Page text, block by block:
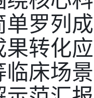
单罗列
果转化
临床场